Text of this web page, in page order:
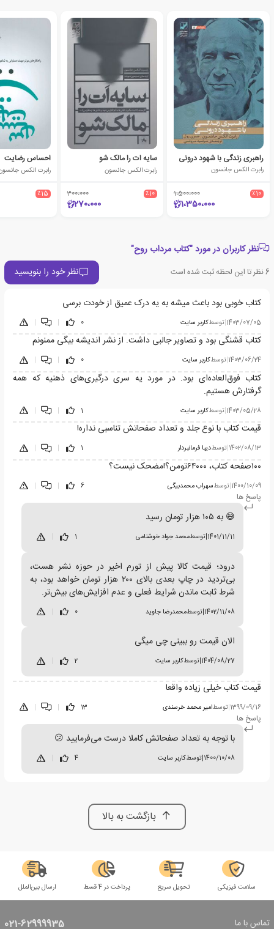
راهبری زندگی با شهود درونی
رابرت الکس جانسون
٪10 1،500،000
1،350،000
سایه ات را مالک شو
رابرت الکس جانسون
٪10 300،000
270،000
احساس رضایت
رابرت الکس
٪15
نظر کاربران در مورد "کتاب مرداب روح"
6نظر تا این لحظه ثبت شده است نظر خود را بنویسید
کتاب خوبی بود باعث میشه به یه درک عمیق از خودت برسی
1403/07/05
|توسطکاربر سایت 0
|
|
کتاب قشنگی بود و تصاویر جالبی داشت. از نشر اندیشه بیگی ممنونم
1403/06/24 توسطکاربر سایت 0
کتاب فوق‌العاده‌ای بود. در مورد یه سری درگیری‌های ذهنیه که همه
گرفتارش هستیم.
1403/05/28
|توسطکاربر سایت 1
|
|
قیمت کتاب با نوع جلد و تعداد صفحاتش تناسبی نداره!
1402/08/13 توسطدیبا فرمانبردار 1
۱۰۰صفحه کتاب، ۶۴۰۰۰تومن؟!مضحک نیست؟
1400/10/09
|توسطسهراب محمدبیگی 6
|
|
پاسخ ها
😅 به ۱۰۵ هزار تومان رسید
1401/11/11
|توسطمحمد جواد خوشنامی 1
درود؛ قیمت کالا پیش از تورم اخیر در حوزه نشر هست،
بی‌تردید در چاپ بعدی بالای ۲۰۰ هزار تومان خواهد بود، به
شرط ثابت ماندن شرایط فعلی و عدم افزایش‌های بیش‌تر.
1402/11/08
|توسطمحمدرضا جاوید 0
الان قیمت رو ببینی چی میگی
1404/08/27
|توسطکاربر سایت 2
قیمت کتاب خیلی زیاده واقعا
1399/09/16
|توسطامیر محمد خرسندی 13
|
|
پاسخ ها
با توجه به تعداد صفحاتش کاملا درست می‌فرمایید 😕
1400/10/08
|توسطکاربر سایت 4
بازگشت به بالا
سلامت فیزیکی تحویل سریع پرداخت در 4 قسط ارسال بین‌الملل
تماس با ما 021-62999935